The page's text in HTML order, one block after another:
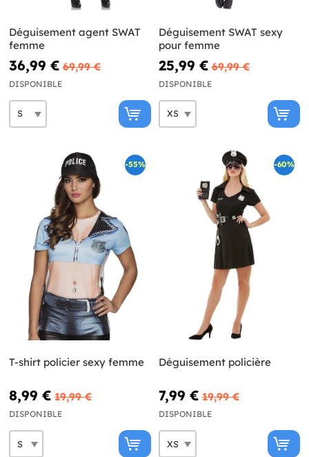
Déguisement agent SWAT
femme
36,99 € 69,99 €
DISPONIBLE
Déguisement SWAT sexy
pour femme
25,99 € 69,99 €
DISPONIBLE
-55%
T-shirt policier sexy femme
8,99 € 19,99 €
DISPONIBLE
-60%
Déguisement policière
7,99 € 19,99 €
DISPONIBLE